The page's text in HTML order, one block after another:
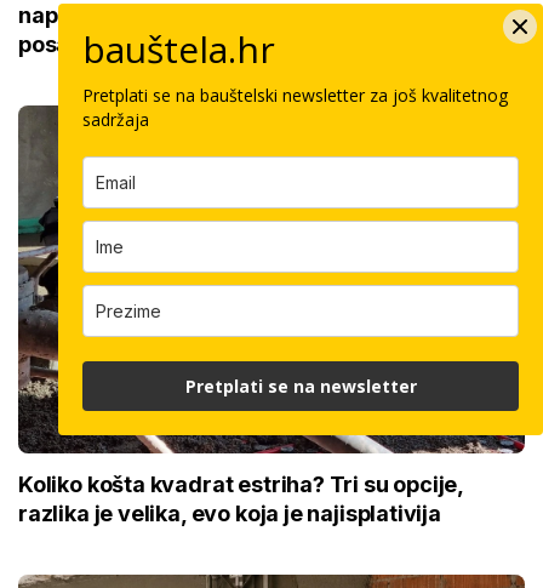
napravili dobro ako ste čekali ljeto za ovaj
posao
Koliko košta kvadrat estriha? Tri su opcije,
razlika je velika, evo koja je najisplativija
bauštela.hr
Pretplati se na bauštelski newsletter za još kvalitetnog
sadržaja
Pretplati se na newsletter